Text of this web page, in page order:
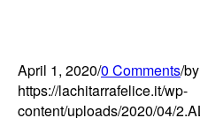
April 1, 2020/0 Comments/by
https://lachitarrafelice.it/wp-
content/uploads/2020/04/